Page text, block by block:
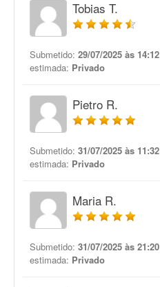
Tobias T.
Submetido: 29/07/2025 às 14:12
estimada: Privado
Pietro R.
Submetido: 31/07/2025 às 11:32
estimada: Privado
Maria R.
Submetido: 31/07/2025 às 21:20
estimada: Privado